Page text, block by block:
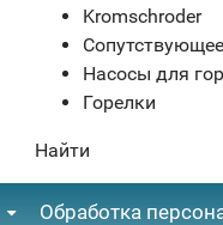
Kromschroder
Насосы для
Горелки
Найти
Обработка